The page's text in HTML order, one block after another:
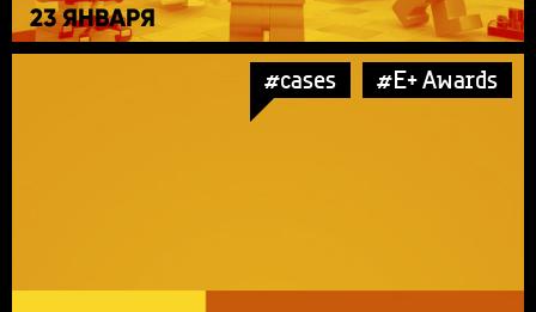
23 ЯНВАРЯ
#cases #E+ Awards